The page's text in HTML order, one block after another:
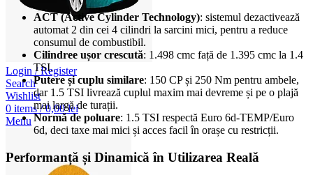
Login / Register
Search
Wishlist
0 items / 0,00lei
Menu
ACT (Active Cylinder Technology): sistemul dezactivează
automat 2 din cei 4 cilindri la sarcini mici, pentru a reduce
consumul de combustibil.
Cilindree ușor crescută: 1.498 cmc față de 1.395 cmc la 1.4
TSI.
Putere și cuplu similare: 150 CP și 250 Nm pentru ambele,
dar 1.5 TSI livrează cuplul maxim mai devreme și pe o plajă
mai largă de turații.
Normă de poluare: 1.5 TSI respectă Euro 6d-TEMP/Euro
6d, deci taxe mai mici și acces facil în orașe cu restricții.
Performanță și Dinamică în Utilizarea Reală